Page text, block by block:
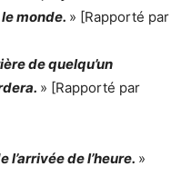
monde. » [Rapporté par
de quelqu’un
» [Rapporté par
l’arrivée de l’heure. »